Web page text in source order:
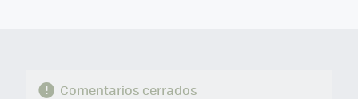
Comentarios cerrados